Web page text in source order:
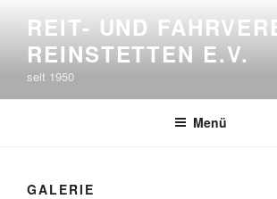
springen
REIT- UND
REINSTETTEN E.V.
seit 1950
Menü
GALERIE